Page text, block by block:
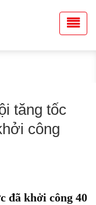
tăng tốc
công
đã khởi công 40